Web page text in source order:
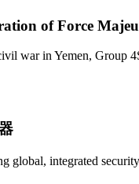
of Force
war in Yemen, Group
global, integrated